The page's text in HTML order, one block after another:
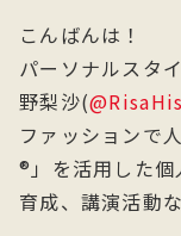
こんばんは！
パーソナルスタ
野梨沙(
ファッションで
®」を活用した
育成、講演活動